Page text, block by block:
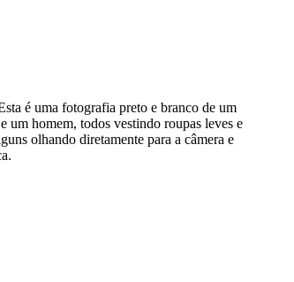
é uma fotografia preto e branco de um
um homem, todos vestindo roupas leves e
olhando diretamente para a câmera e